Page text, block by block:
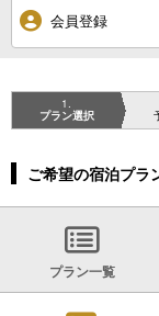
会員登録
1
プラン選択
ご希望の宿泊プラ
プラン一覧